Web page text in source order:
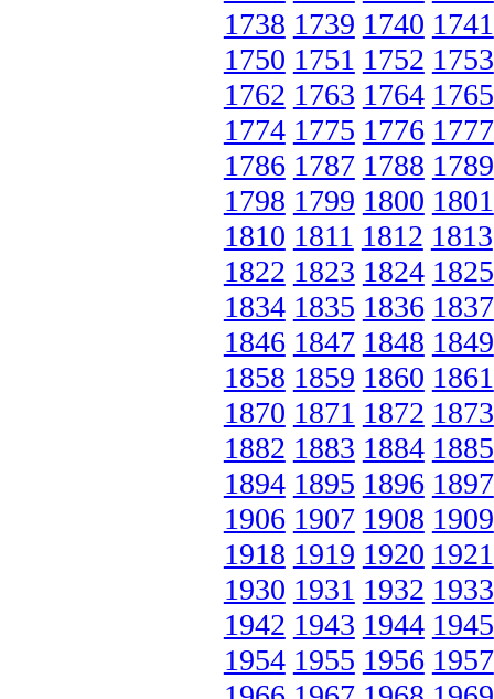
1738 1739 1740 1741
1750 1751 1752 1753
1762 1763 1764 1765
1774 1775 1776 1777
1786 1787 1788 1789
1798 1799 1800 1801
1810 1811 1812 1813
1822 1823 1824 1825
1834 1835 1836 1837
1846 1847 1848 1849
1858 1859 1860 1861
1870 1871 1872 1873
1882 1883 1884 1885
1894 1895 1896 1897
1906 1907 1908 1909
1918 1919 1920 1921
1930 1931 1932 1933
1942 1943 1944 1945
1954 1955 1956 1957